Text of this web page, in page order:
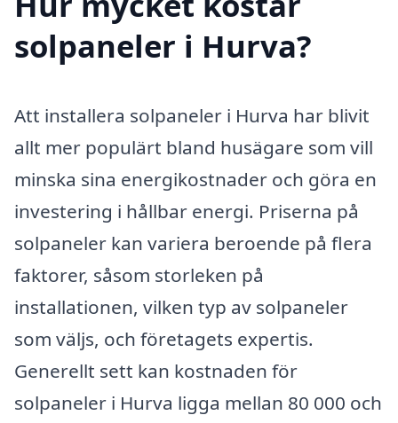
solpaneler i Hurva?
Att installera solpaneler i Hurva har blivit
allt mer populärt bland husägare som vill
minska sina energikostnader och göra en
investering i hållbar energi. Priserna på
solpaneler kan variera beroende på flera
faktorer, såsom storleken på
installationen, vilken typ av solpaneler
som väljs, och företagets expertis.
Generellt sett kan kostnaden för
solpaneler i Hurva ligga mellan 80 000 och